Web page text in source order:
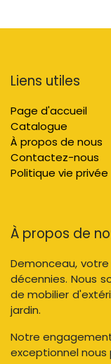
Liens utiles
Page d'accueil
Catalogue
À propos de nous
Contactez-nous
Politique vie privée
À propos de
Demonceau,
décennies. Nous
de mobilier
jardin.
Notre
exceptionnel